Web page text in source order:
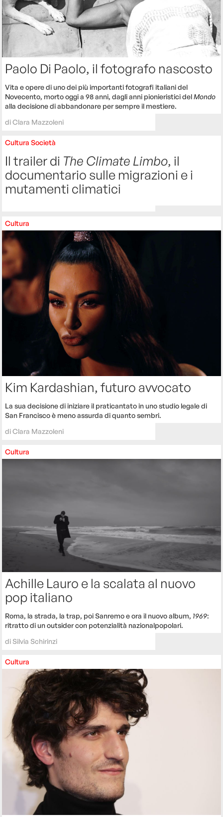
Paolo Di Paolo, il fotografo nascosto
Vita e opere di uno dei più importanti fotografi italiani del
Novecento, morto oggi a 98 anni, dagli anni pionieristici delMondo
alla decisione di abbandonare per sempre il mestiere.
diClara Mazzoleni
Cultura Società
Il trailer di The Climate Limbo, il
documentario sulle migrazioni e i
mutamenti climatici
Cultura
Kim Kardashian, futuro avvocato
La sua decisione di iniziare il praticantato in uno studio legale di
San Francisco è meno assurda di quanto sembri.
diClara Mazzoleni
Cultura
Achille Lauro e la scalata al nuovo
pop italiano
Roma, la strada, la trap, poi Sanremo e ora il nuovo album, 1969:
ritratto di un outsider con potenzialità nazionalpopolari.
diSilvia Schirinzi
Cultura